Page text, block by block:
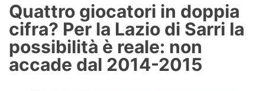
Formello
Infortuni
Primavera
Quattro giocatori in doppia
cifra? Per la Lazio di Sarri la
possibilità è reale: non
accade dal 2014-2015